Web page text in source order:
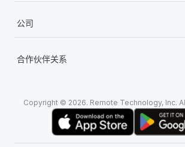
公司
合作伙伴关系
Copyright © 2026. Remote Technology, Inc.